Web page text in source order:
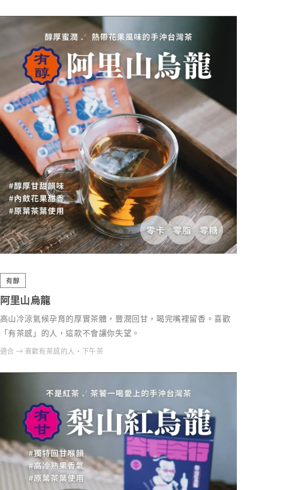
有醇
阿里山烏龍
高山冷涼氣候孕育的厚實茶體，豐潤回甘，喝完嘴裡留香。喜歡
「有茶感」的人，這款不會讓你失望。
適合 → 喜歡有茶感的人・下午茶